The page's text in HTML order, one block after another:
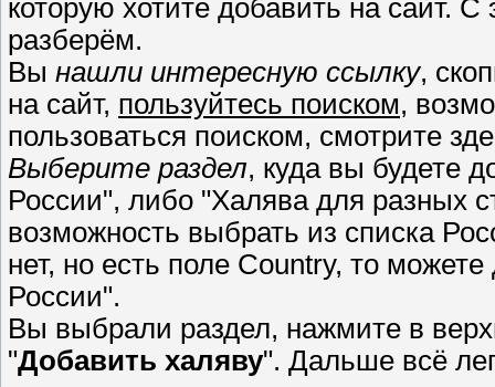
которую хотите добавить на сайт.
разберём.
Вы нашли интересную ссылку,
на сайт, пользуйтесь поиском,
пользоваться поиском, смотрите
Выберите раздел, куда вы будете
России", либо "Халява для разных
возможность выбрать из списка
нет, но есть поле Country, то
России".
Вы выбрали раздел, нажмите в
"Добавить халяву". Дальше всё